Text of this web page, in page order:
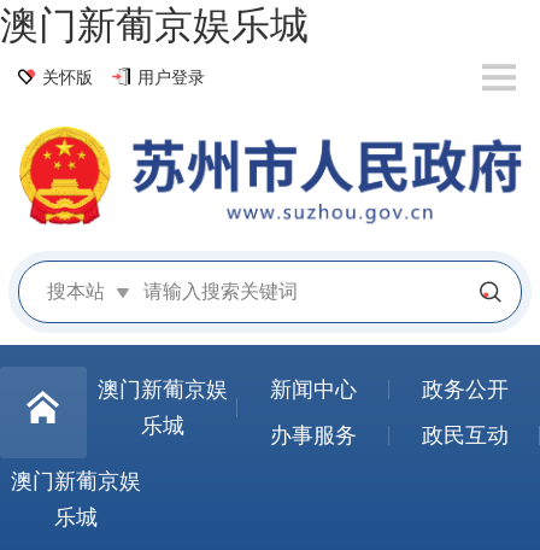
澳门新葡京娱乐城
关怀版 用户登录
搜本站
澳门新葡京娱
乐城
新闻中心
政务公开
办事服务
政民互动
澳门新葡京娱
乐城